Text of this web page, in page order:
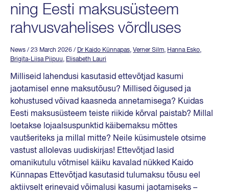
ning Eesti maksusüsteem
rahvusvahelises võrdluses
News / 23 March 2026 / Dr Kaido Künnapas, Verner Silm, Hanna Esko,
Brigita-Liisa Piipuu, Elisabeth Lauri
Milliseid lahendusi kasutasid ettevõtjad kasumi
jaotamisel enne maksutõusu? Millised õigused ja
kohustused võivad kaasneda annetamisega? Kuidas
Eesti maksusüsteem teiste riikide kõrval paistab? Millal
loetakse lojaalsuspunktid käibemaksu mõttes
vautšeriteks ja millal mitte? Neile küsimustele otsime
vastust allolevas uudiskirjas! Ettevõtjad lasid
omanikutulu võtmisel käiku kavalad nükked Kaido
Künnapas Ettevõtjad kasutasid tulumaksu tõusu eel
aktiivselt erinevaid võimalusi kasumi jaotamiseks –